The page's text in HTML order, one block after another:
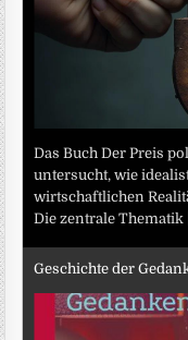
Das Buch Der Preis
untersucht, wie
wirtschaftlichen
Die zentrale Thematik
Geschichte der